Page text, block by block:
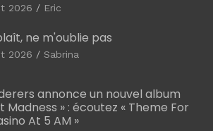
2026 Eric
ne m'oublie pas
2026 Sabrina
annonce un nouvel album
Madness » : écoutez « Theme For
At 5 AM »